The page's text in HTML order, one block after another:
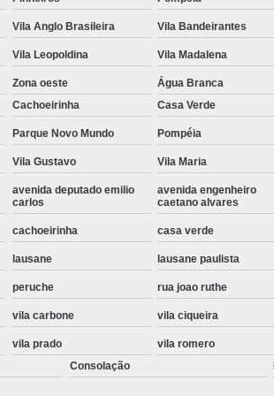
Vila Anglo Brasileira Vila Bandeirantes
Vila Leopoldina Vila Madalena
Zona oeste
Água Branca
Cachoeirinha Casa Verde
Parque Novo Mundo Pompéia
Vila Gustavo Vila Maria
avenida deputado emilio
carlos
avenida engenheiro
caetano alvares
cachoeirinha casa verde
lausane lausane paulista
peruche rua joao ruthe
vila carbone vila ciqueira
vila prado vila romero
Consolação